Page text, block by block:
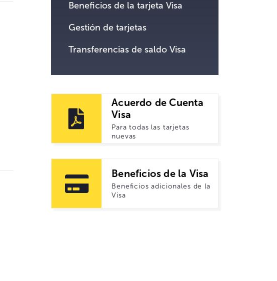
Beneficios de la tarjeta Visa
Gestión de tarjetas
Transferencias de saldo Visa
Acuerdo de Cuenta
Visa
Para todas las tarjetas
nuevas
Beneficios de la Visa
Beneficios adicionales de la
Visa